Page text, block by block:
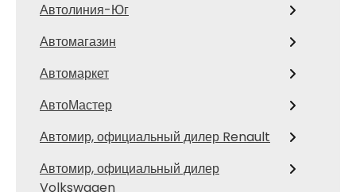
Автолиния-Юг
Автомагазин
Автомаркет
АвтоМастер
Автомир, официальный дилер Renault
Автомир, официальный дилер
Volkswagen